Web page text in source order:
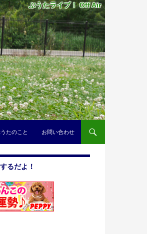
ぶうたライブ！ Off Air
たのこと
お問い合わせ
るだよ！